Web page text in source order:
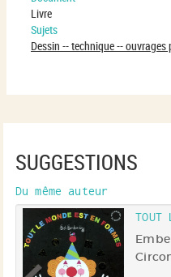
Livre
Sujets
Dessin -- technique -- ouvrages
SUGGESTIONS
Du même auteur
TOUT